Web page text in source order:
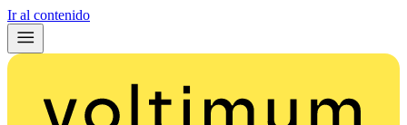
Ir al contenido